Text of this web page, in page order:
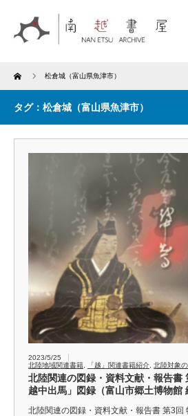
Home 松倉城（富山県魚津市）
タグ：松倉城（富山県魚津市）
2023/5/25
北陸地域関連書籍
「越」関連書籍紹介 北陸対象
北陸関連の図録・資料文献・報告書
越中出馬」図録（富山市郷土博物館
北陸関連の図録・資料文献・報告書 第3回